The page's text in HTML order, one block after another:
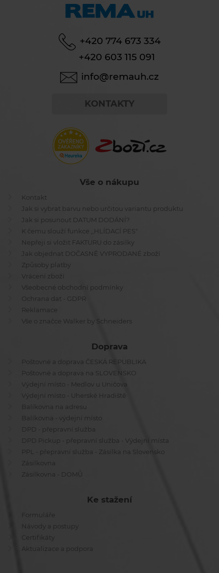
+420 774 673 334
+420 603 115 091
info@remauh.cz
KONTAKTY
Vše o nákupu
Kontakt
Jak si vybrat barvu nebo určitou variantu produktu
Jak si posunout DATUM DODÁNÍ?
K čemu slouží funkce ,,HLÍDACÍ PES"
Nepřeji si vložit FAKTURU do zásilky
Jak objednat DOČASNĚ VYPRODANÉ zboží
Způsoby platby
Vrácení zboží
Všeobecné obchodní podmínky
Ochrana dat - GDPR
Reklamace
Vše o značce Walker by Schneiders
Doprava
Poštovné a doprava ČESKÁ REPUBLIKA
Poštovné a doprava na SLOVENSKO
Výdejní místo - Medlov u Uničova
Výdejní místo - Uherské Hradiště
Balíkovna na adresu
Balíkovna - výdejní místo
DPD - přepravní služba
DPD Pickup - přepravní služba - Výdejní místa
PPL - přepravní služba - Zásilka na Slovensko
Zásilkovna
Zásilkovna - DOMŮ
Ke stažení
Formuláře
Návody a postupy
Certifikáty
Aktualizace a podpora